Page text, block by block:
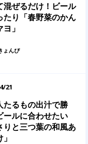
混ぜるだけ！ビール
たり「春野菜のかん
」
ょんぴ
21
たるもの出汁で勝
ールに合わせたい
りと三つ葉の和風あ